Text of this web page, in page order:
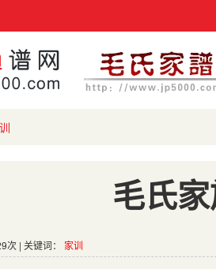
毛氏
| 关键词： 家训